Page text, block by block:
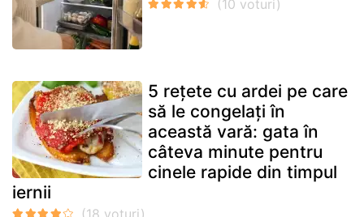
5 rețete cu ardei pe care
să le congelați în
această vară: gata în
câteva minute pentru
cinele rapide din timpul
iernii